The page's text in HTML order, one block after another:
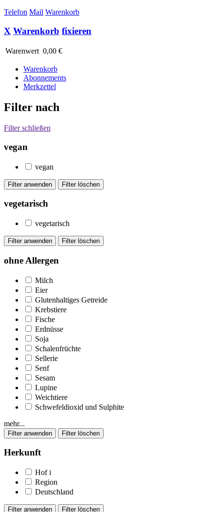
Telefon Mail Warenkorb
X Warenkorb fixieren
Warenwert 0,00 €
Warenkorb
Abonnements
Merkzettel
Filter nach
Filter schließen
vegan
vegan
vegetarisch
vegetarisch
ohne Allergen
Milch
Eier
Glutenhaltiges Getreide
Krebstiere
Fische
Erdnüsse
Soja
Schalenfrüchte
Sellerie
Senf
Sesam
Lupine
Weichtiere
Schwefeldioxid und Sulphite
mehr...
Herkunft
Hof i
Region
Deutschland